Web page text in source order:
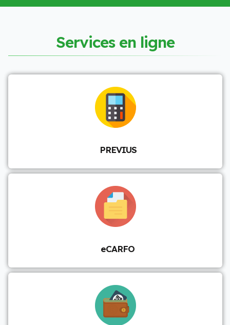
Services en ligne
PREVIUS
eCARFO